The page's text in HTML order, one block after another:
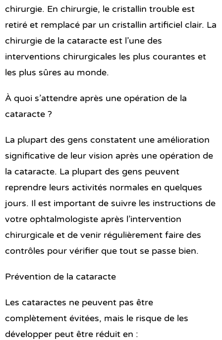
chirurgie. En chirurgie, le cristallin trouble est
retiré et remplacé par un cristallin artificiel clair. La
chirurgie de la cataracte est l’une des
interventions chirurgicales les plus courantes et
les plus sûres au monde.
À quoi s’attendre après une opération de la
cataracte ?
La plupart des gens constatent une amélioration
significative de leur vision après une opération de
la cataracte. La plupart des gens peuvent
reprendre leurs activités normales en quelques
jours. Il est important de suivre les instructions de
votre ophtalmologiste après l’intervention
chirurgicale et de venir régulièrement faire des
contrôles pour vérifier que tout se passe bien.
Prévention de la cataracte
Les cataractes ne peuvent pas être
complètement évitées, mais le risque de les
développer peut être réduit en :